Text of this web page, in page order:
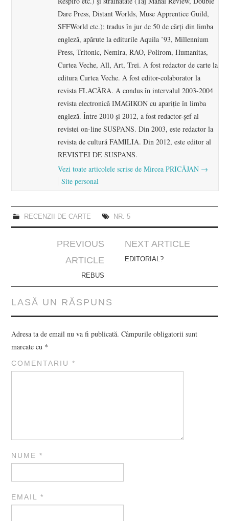
Dare Press, Distant Worlds, Muse Apprentice Guild,
SFFWorld etc.); tradus în jur de 50 de cărţi din limba
engleză, apărute la editurile Aquila ’93, Millennium
Press, Tritonic, Nemira, RAO, Polirom, Humanitas,
Curtea Veche, All, Art, Trei. A fost redactor de carte la
editura Curtea Veche. A fost editor-colaborator la
revista FLACĂRA. A condus în intervalul 2003-2004
revista electronică IMAGIKON cu apariţie în limba
engleză. Între 2010 şi 2012, a fost redactor-şef al
revistei on-line SUSPANS. Din 2003, este redactor la
revista de cultură FAMILIA. Din 2012, este editor al
REVISTEI DE SUSPANS.
Vezi toate articolele scrise de Mircea PRICĂJAN →
Site personal
RECENZII DE CARTE NR. 5
navigation
PREVIOUS
ARTICLE
REBUS
NEXT ARTICLE
EDITORIAL?
LASĂ UN RĂSPUNS
Adresa ta de email nu va fi publicată. Câmpurile obligatorii sunt
marcate cu *
COMENTARIU*
NUME*
EMAIL*